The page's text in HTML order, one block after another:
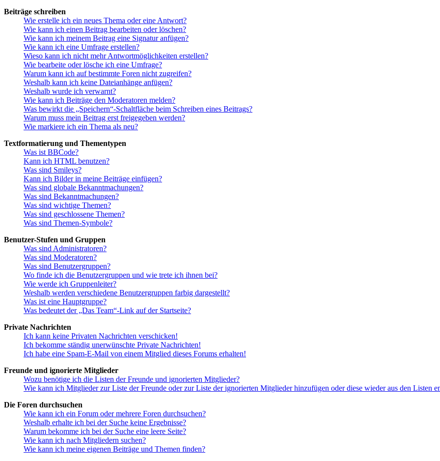
Beiträge schreiben
Wie erstelle ich ein neues Thema oder eine Antwort?
Wie kann ich einen Beitrag bearbeiten oder löschen?
Wie kann ich meinem Beitrag eine Signatur anfügen?
Wie kann ich eine Umfrage erstellen?
Wieso kann ich nicht mehr Antwortmöglichkeiten erstellen?
Wie bearbeite oder lösche ich eine Umfrage?
Warum kann ich auf bestimmte Foren nicht zugreifen?
Weshalb kann ich keine Dateianhänge anfügen?
Weshalb wurde ich verwarnt?
Wie kann ich Beiträge den Moderatoren melden?
Was bewirkt die „Speichern“-Schaltfläche beim Schreiben eines Beitrags?
Warum muss mein Beitrag erst freigegeben werden?
Wie markiere ich ein Thema als neu?
Textformatierung und Thementypen
Was ist BBCode?
Kann ich HTML benutzen?
Was sind Smileys?
Kann ich Bilder in meine Beiträge einfügen?
Was sind globale Bekanntmachungen?
Was sind Bekanntmachungen?
Was sind wichtige Themen?
Was sind geschlossene Themen?
Was sind Themen-Symbole?
Benutzer-Stufen und Gruppen
Was sind Administratoren?
Was sind Moderatoren?
Was sind Benutzergruppen?
Wo finde ich die Benutzergruppen und wie trete ich ihnen bei?
Wie werde ich Gruppenleiter?
Weshalb werden verschiedene Benutzergruppen farbig dargestellt?
Was ist eine Hauptgruppe?
Was bedeutet der „Das Team“-Link auf der Startseite?
Private Nachrichten
Ich kann keine Privaten Nachrichten verschicken!
Ich bekomme ständig unerwünschte Private Nachrichten!
Ich habe eine Spam-E-Mail von einem Mitglied dieses Forums erhalten!
Freunde und ignorierte Mitglieder
Wozu benötige ich die Listen der Freunde und ignorierten Mitglieder?
Wie kann ich Mitglieder zur Liste der Freunde oder zur Liste der ignorierten Mitglieder hinzufügen oder diese wieder aus den Listen
Die Foren durchsuchen
Wie kann ich ein Forum oder mehrere Foren durchsuchen?
Weshalb erhalte ich bei der Suche keine Ergebnisse?
Warum bekomme ich bei der Suche eine leere Seite?
Wie kann ich nach Mitgliedern suchen?
Wie kann ich meine eigenen Beiträge und Themen finden?